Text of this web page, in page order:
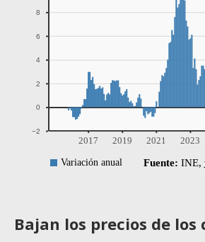
Bajan los precios de